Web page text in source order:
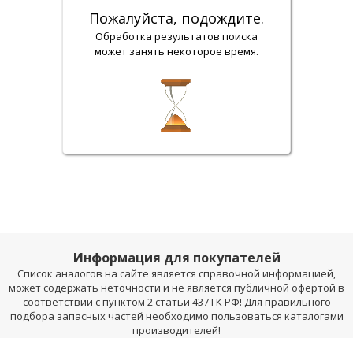
Пожалуйста, подождите.
Обработка результатов поиска
может занять некоторое время.
Информация для покупателей
Список аналогов на сайте является справочной информацией,
может содержать неточности и не является публичной офертой в
соответствии с пунктом 2 статьи 437 ГК РФ! Для правильного
подбора запасных частей необходимо пользоваться каталогами
производителей!